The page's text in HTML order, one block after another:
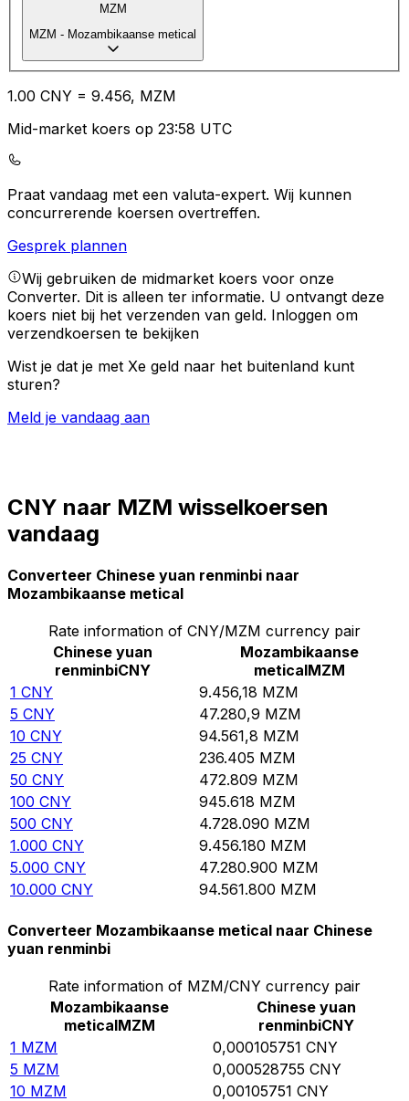
MZM
MZM - Mozambikaanse metical
1.00 CNY = 9.456, MZM
Mid-market koers op 23:58 UTC
Praat vandaag met een valuta-expert. Wij kunnen
concurrerende koersen overtreffen.
Gesprek plannen
Wij gebruiken de midmarket koers voor onze
Converter. Dit is alleen ter informatie. U ontvangt deze
koers niet bij het verzenden van geld. Inloggen om
verzendkoersen te bekijken
Wist je dat je met Xe geld naar het buitenland kunt
sturen?
Meld je vandaag aan
CNY naar MZM wisselkoersen
vandaag
Converteer Chinese yuan renminbi naar
Mozambikaanse metical
Rate information of CNY/MZM currency pair
Chinese yuan
renminbiCNY
Mozambikaanse
meticalMZM
1 CNY 9.456,18 MZM
5 CNY 47.280,9 MZM
10 CNY 94.561,8 MZM
25 CNY 236.405 MZM
50 CNY 472.809 MZM
100 CNY 945.618 MZM
500 CNY 4.728.090 MZM
1.000 CNY 9.456.180 MZM
5.000 CNY 47.280.900 MZM
10.000 CNY 94.561.800 MZM
Converteer Mozambikaanse metical naar Chinese
yuan renminbi
Rate information of MZM/CNY currency pair
Mozambikaanse
meticalMZM
Chinese yuan
renminbiCNY
1 MZM 0,000105751 CNY
5 MZM 0,000528755 CNY
10 MZM 0,00105751 CNY